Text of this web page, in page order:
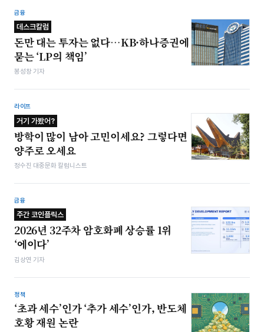
금융
데스크칼럼
돈만 대는 투자는 없다…KB·하나증권에
묻는 ‘LP의 책임’
봉성창 기자
라이프
거기 가봤어?
방학이 많이 남아 고민이세요? 그렇다면
양주로 오세요
정수진 대중문화 칼럼니스트
금융
주간 코인플릭스
2026년 32주차 암호화폐 상승률 1위
‘에이다’
김상연 기자
정책
‘초과 세수’인가 ‘추가 세수’인가, 반도체
호황 재원 논란